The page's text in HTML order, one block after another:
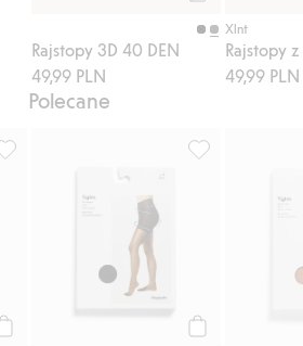
Rajstopy 3D 40 DEN
49,99 PLN
Xlnt
49,99 PLN
Polecane
Rajstopy uciskowe 60 den, Dodaj do listy